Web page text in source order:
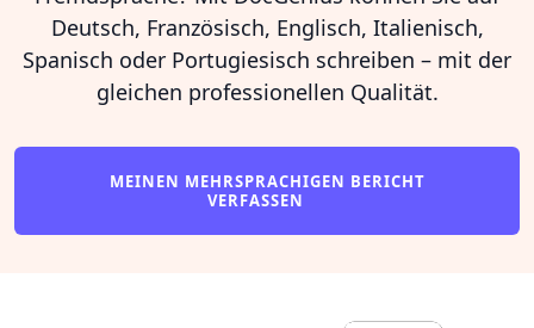
Deutsch, Französisch, Englisch, Italienisch,
Spanisch oder Portugiesisch schreiben – mit der
gleichen professionellen Qualität.
MEINEN MEHRSPRACHIGEN BERICHT
VERFASSEN